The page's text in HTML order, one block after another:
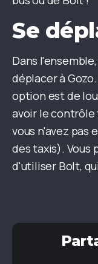
Se
Dans
déplacer à
option est de
avoir le
vous n'avez pas
des taxis). Vous
d'utiliser Bolt,